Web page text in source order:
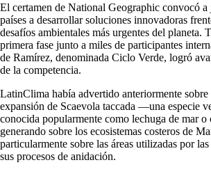
El certamen de National Geographic convocó a
países a desarrollar soluciones innovadoras
desafíos ambientales más urgentes del planeta.
primera fase junto a miles de participantes
de Ramírez, denominada Ciclo Verde, logró
de la competencia.
LatinClima había advertido anteriormente
expansión de Scaevola taccada —una especie
conocida popularmente como lechuga de mar
generando sobre los ecosistemas costeros de
particularmente sobre las áreas utilizadas por
sus procesos de anidación.